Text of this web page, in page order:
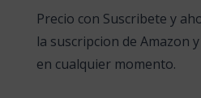
Precio con Suscribete y
la suscripcion de Amazon
en cualquier momento.